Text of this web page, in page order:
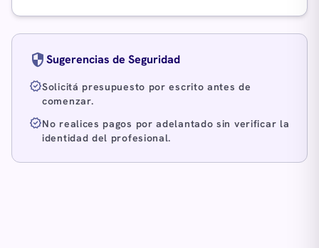
securitySugerencias de Seguridad
verifiedSolicitá presupuesto por escrito antes de
comenzar.
verifiedNo realices pagos por adelantado sin verificar la
identidad del profesional.